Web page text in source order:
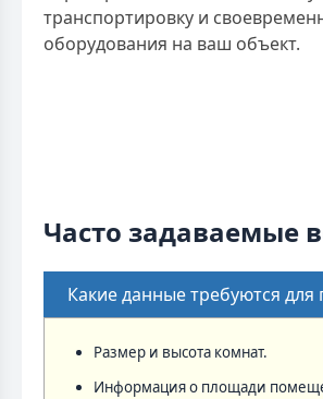
транспортировку и
оборудования на ваш объект.
Часто задаваемые
Какие данные требуются для
Размер и высота комнат.
Информация о площади